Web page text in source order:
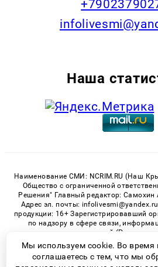
Наша
Наименование СМИ: NCRIM.RU (Наш
Общество с ограниченной
Решения" Главный редактор: Самохин
Адрес эл. почты:
продукции: 16+ Зарегистрировавший
по надзору в сфере связи,
массовых коммуникаций
номер СМИ ЭЛ № ФС 77 -
Мы используем cookie. Во время
соглашаетесь с тем, что мы